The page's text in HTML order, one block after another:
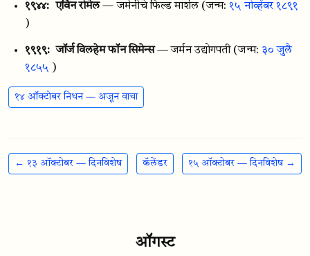
१९४४: एर्विन रोमेल — जर्मनीचे फिल्ड मार्शल (जन्म:१५ नोव्हेंबर १८९१
)
१९१९: जॉर्ज विलहेम फॉन सिमेन्स — जर्मन उद्योगपती (जन्म: ३० जुलै
१८५५ )
१४ ऑक्टोबर निधन — अजून वाचा
← १३ ऑक्टोबर — दिनविशेष कॅलेंडर १५ ऑक्टोबर — दिनविशेष →
ऑगस्ट